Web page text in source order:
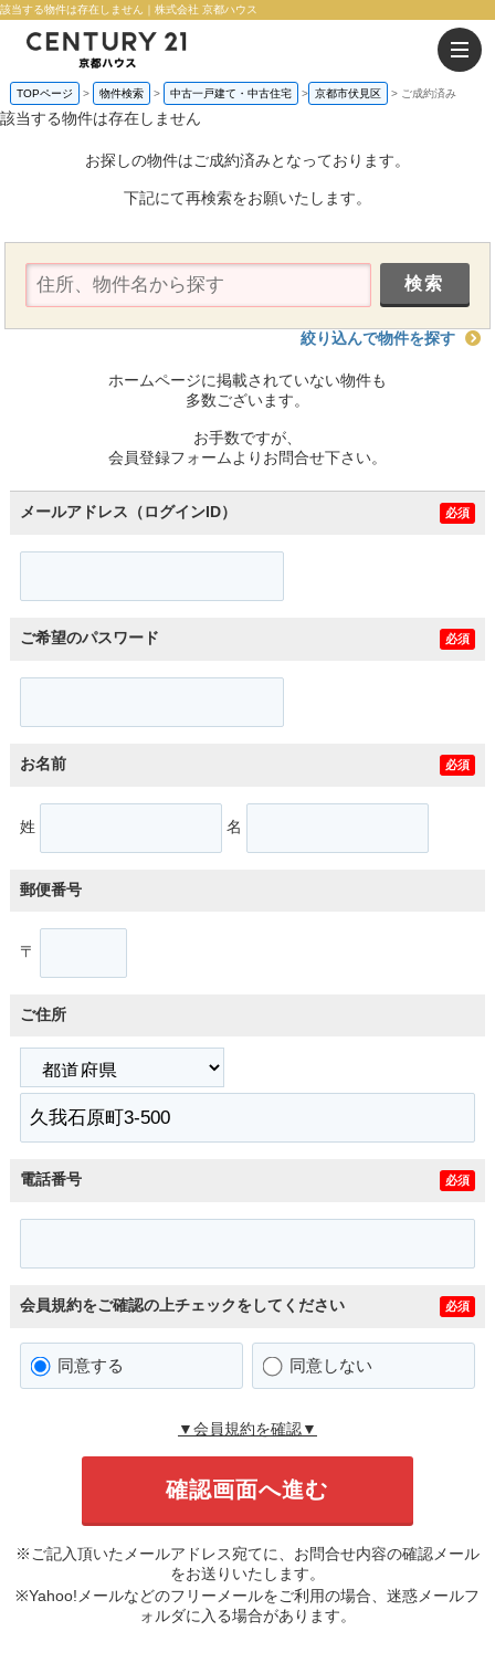
該当する物件は存在しません｜株式会社 京都ハウス
TOPページ 物件検索 中古一戸建て・中古住宅 京都市伏見区 ご成約済み
該当する物件は存在しません
お探しの物件はご成約済みとなっております。
下記にて再検索をお願いたします。
絞り込んで物件を探す
ホームページに掲載されていない物件も
多数ございます。
お手数ですが、
会員登録フォームよりお問合せ下さい。
メールアドレス（ログインID） 必須
ご希望のパスワード 必須
お名前 必須
姓 名
郵便番号
〒
ご住所
電話番号 必須
会員規約をご確認の上チェックをしてください 必須
同意する 同意しない
▼会員規約を確認▼
※ご記入頂いたメールアドレス宛てに、お問合せ内容の確認メール
をお送りいたします。
※Yahoo!メールなどのフリーメールをご利用の場合、迷惑メールフ
ォルダに入る場合があります。